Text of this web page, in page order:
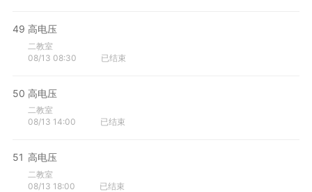
49 高电压
二教室
08/13 08:30
已结束
50 高电压
二教室
08/13 14:00
已结束
51 高电压
二教室
08/13 18:00
已结束